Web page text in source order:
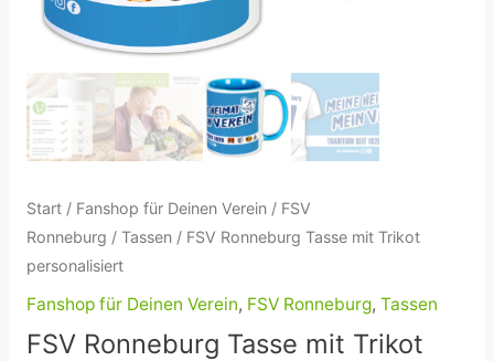
Start/ Fanshop für Deinen Verein/ FSV
Ronneburg / Tassen/ FSV Ronneburg Tasse mit Trikot
personalisiert
Fanshop für Deinen Verein, FSV Ronneburg, Tassen
FSV Ronneburg Tasse mit Trikot